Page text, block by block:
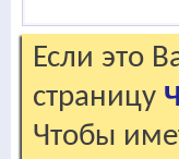
Если это
страницу
Чтобы